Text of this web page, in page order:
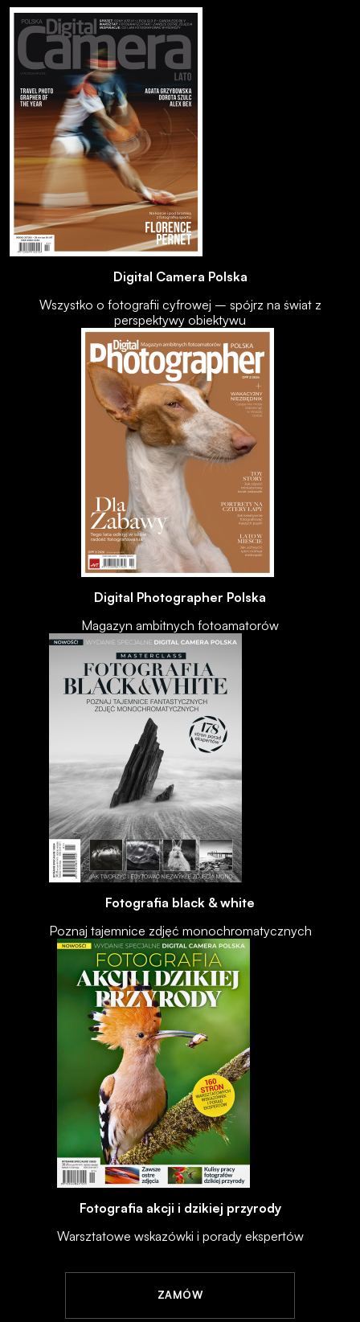
Digital Camera Polska
Wszystko o fotografii cyfrowej – spójrz na świat z
perspektywy obiektywu
Digital Photographer Polska
Magazyn ambitnych fotoamatorów
Fotografia black & white
Poznaj tajemnice zdjęć monochromatycznych
Fotografia akcji i dzikiej przyrody
Warsztatowe wskazówki i porady ekspertów
ZAMÓW